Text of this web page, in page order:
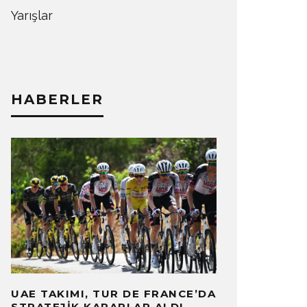
Yarışlar
HABERLER
UAE TAKIMI, TUR DE FRANCE’DA